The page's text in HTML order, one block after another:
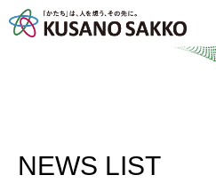
NEWS LIST